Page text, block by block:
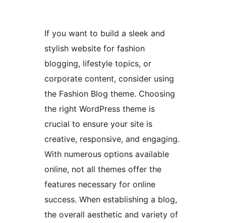
If you want to build a sleek and
stylish website for fashion
blogging, lifestyle topics, or
corporate content, consider using
the Fashion Blog theme. Choosing
the right WordPress theme is
crucial to ensure your site is
creative, responsive, and engaging.
With numerous options available
online, not all themes offer the
features necessary for online
success. When establishing a blog,
the overall aesthetic and variety of